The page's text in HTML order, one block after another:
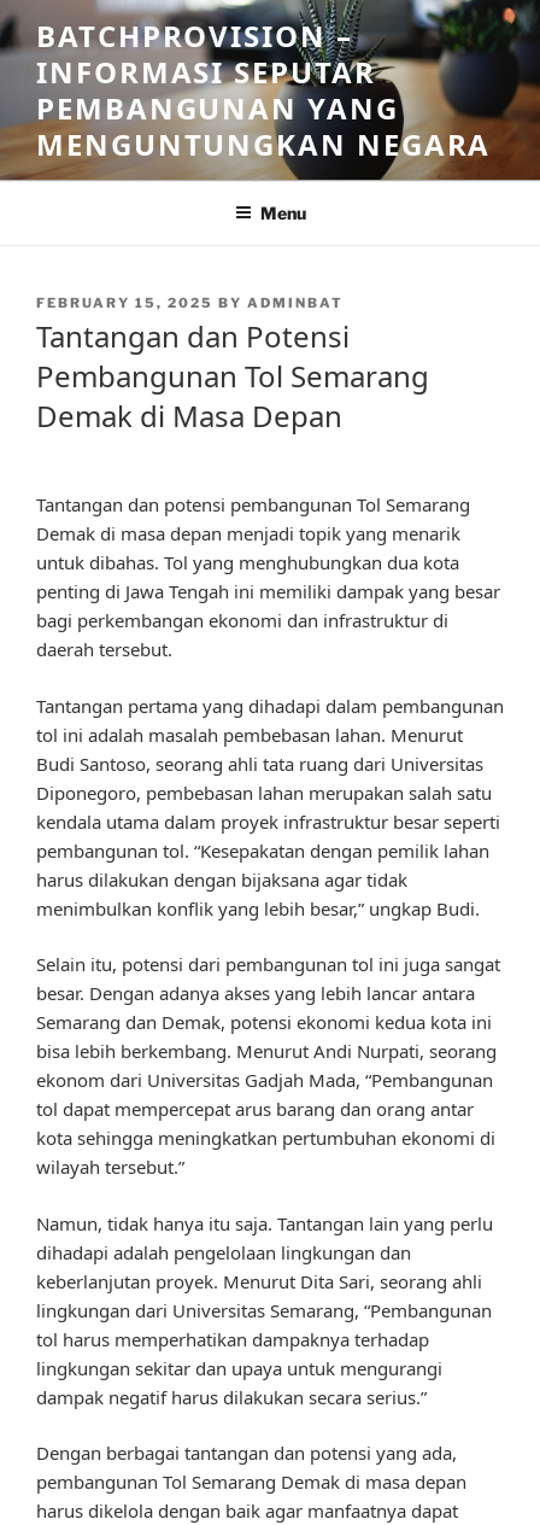
Skip
to
content
BATCHPROVISION –
INFORMASI SEPUTAR
PEMBANGUNAN YANG
MENGUNTUNGKAN NEGARA
Menu
POSTED
FEBRUARY 15, 2025 BY ADMINBAT
Tantangan dan Potensi
Pembangunan Tol Semarang
Demak di Masa Depan
Tantangan dan potensi pembangunan Tol Semarang
Demak di masa depan menjadi topik yang menarik
untuk dibahas. Tol yang menghubungkan dua kota
penting di Jawa Tengah ini memiliki dampak yang besar
bagi perkembangan ekonomi dan infrastruktur di
daerah tersebut.
Tantangan pertama yang dihadapi dalam pembangunan
tol ini adalah masalah pembebasan lahan. Menurut
Budi Santoso, seorang ahli tata ruang dari Universitas
Diponegoro, pembebasan lahan merupakan salah satu
kendala utama dalam proyek infrastruktur besar seperti
pembangunan tol. “Kesepakatan dengan pemilik lahan
harus dilakukan dengan bijaksana agar tidak
menimbulkan konflik yang lebih besar,” ungkap Budi.
Selain itu, potensi dari pembangunan tol ini juga sangat
besar. Dengan adanya akses yang lebih lancar antara
Semarang dan Demak, potensi ekonomi kedua kota ini
bisa lebih berkembang. Menurut Andi Nurpati, seorang
ekonom dari Universitas Gadjah Mada, “Pembangunan
tol dapat mempercepat arus barang dan orang antar
kota sehingga meningkatkan pertumbuhan ekonomi di
wilayah tersebut.”
Namun, tidak hanya itu saja. Tantangan lain yang perlu
dihadapi adalah pengelolaan lingkungan dan
keberlanjutan proyek. Menurut Dita Sari, seorang ahli
lingkungan dari Universitas Semarang, “Pembangunan
tol harus memperhatikan dampaknya terhadap
lingkungan sekitar dan upaya untuk mengurangi
dampak negatif harus dilakukan secara serius.”
Dengan berbagai tantangan dan potensi yang ada,
pembangunan Tol Semarang Demak di masa depan
harus dikelola dengan baik agar manfaatnya dapat